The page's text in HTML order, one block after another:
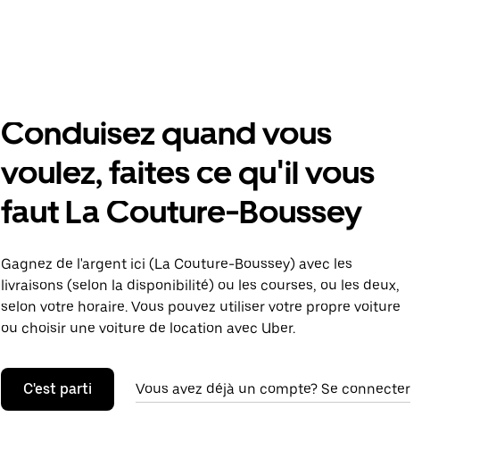
Conduisez quand vous
voulez, faites ce qu'il vous
faut La Couture-Boussey
Gagnez de l'argent ici (La Couture-Boussey) avec les
livraisons (selon la disponibilité) ou les courses, ou les deux,
selon votre horaire. Vous pouvez utiliser votre propre voiture
ou choisir une voiture de location avec Uber.
C'est parti Vous avez déjà un compte? Se connecter